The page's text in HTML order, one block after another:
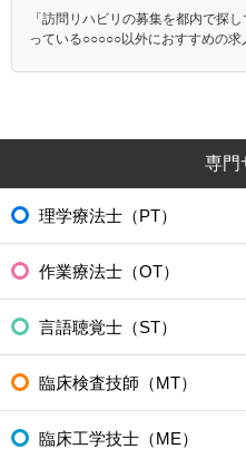
「訪問リハビリの募集を都内で探
っている○○○○○以外におすすめの求
専門
理学療法士（PT）
作業療法士（OT）
言語聴覚士（ST）
臨床検査技師（MT）
臨床工学技士（ME）